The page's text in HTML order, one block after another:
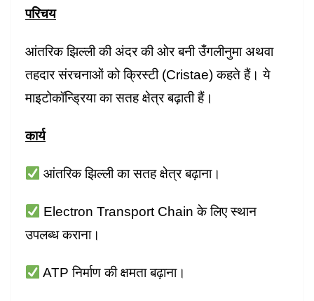
परिचय
आंतरिक झिल्ली की अंदर की ओर बनी उँगलीनुमा अथवा
तहदार संरचनाओं को क्रिस्टी (Cristae) कहते हैं। ये
माइटोकॉन्ड्रिया का सतह क्षेत्र बढ़ाती हैं।
कार्य
आंतरिक झिल्ली का सतह क्षेत्र बढ़ाना।
Electron Transport Chain के लिए स्थान
उपलब्ध कराना।
ATP निर्माण की क्षमता बढ़ाना।